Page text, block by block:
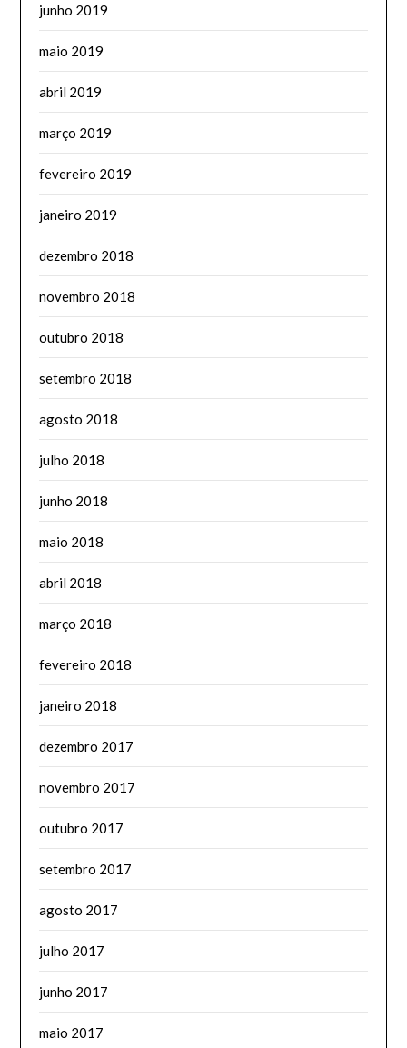
junho 2019
maio 2019
abril 2019
março 2019
fevereiro 2019
janeiro 2019
dezembro 2018
novembro 2018
outubro 2018
setembro 2018
agosto 2018
julho 2018
junho 2018
maio 2018
abril 2018
março 2018
fevereiro 2018
janeiro 2018
dezembro 2017
novembro 2017
outubro 2017
setembro 2017
agosto 2017
julho 2017
junho 2017
maio 2017